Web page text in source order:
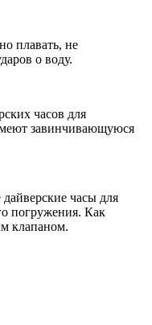
плавать, не
о воду.
часов для
завинчивающуюся
часы для
погружения. Как
клапаном.